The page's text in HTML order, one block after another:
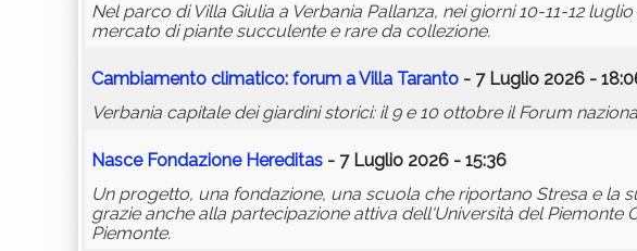
Nel parco di Villa Giulia a Verbania Pallanza, nei giorni 10-11-12
mercato di piante succulente e rare da collezione.
Cambiamento climatico: forum a Villa Taranto - 7 Luglio 2026 -
Verbania capitale dei giardini storici: il 9 e 10 ottobre il Forum
Nasce Fondazione Hereditas - 7 Luglio 2026 - 15:36
Un progetto, una fondazione, una scuola che riportano Stresa e la
grazie anche alla partecipazione attiva dell'Università del Piemonte
Piemonte.